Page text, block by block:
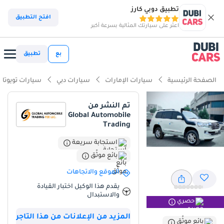
تطبيق دوبي كارز
اعثر على سيارتك المثالية بسرعة أكبر
افتح التطبيق
بع تطبيق
الصفحة الرئيسية سيارات الإمارات سيارات دبي سيارات تويوتا
حصري
بائع موثّق
تم النشر من
Global Automobile
Trading
استجابة سريعة
بائع موثّق
الموقع والاتجاهات
يقدم هذا الوكيل اختبار القيادة
والاستبدال
المزيد من الإعلانات من هذا التاجر
ذكاء دوبي كارز
ذكاء دوبيكارز
مصمم خصيصًا للطرق الوعرة
أقل معدل استهلاك في فئته
تصنيف السلامة 5 نجوم من NCAP
تُمثل هذه السيارة فرصة نادرة في سوق دول مجلس التعاون الخليجي، إذ
تجمع بين متانة محرك الديزل V8 الأسطورية وعداد كيلومترات منخفض
قطعت هذه السيارة مسافة أقل بكثير من المتوسط الإقليمي، مما يعني